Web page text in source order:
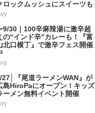
ロックムッシュにスイーツも
9/30｜100辛麻辣湯に激辛超
の“インド辛”カレーも！『富
北口横丁』で激辛フェス開催
27│『尾道ラーメンWAN』が
島HiroPaにオープン！キッズ
ーメン無料イベント開催